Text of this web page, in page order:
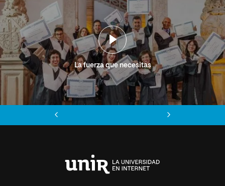
La fuerza que necesitas